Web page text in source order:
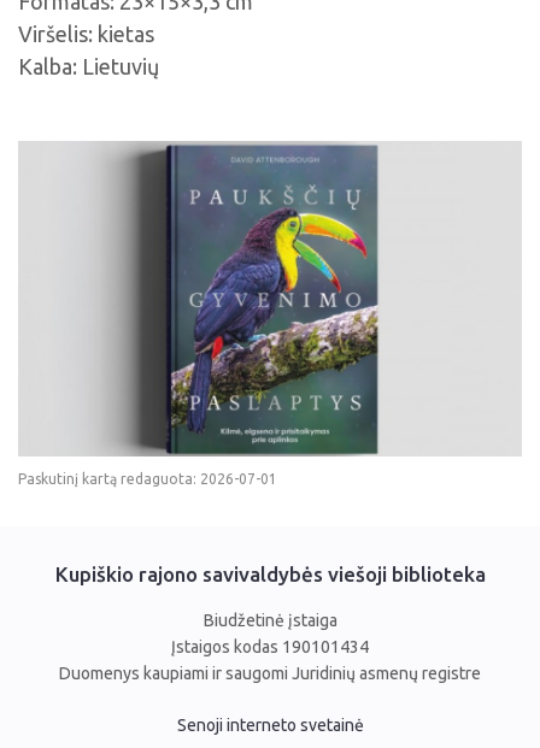
Viršelis: kietas
Kalba: Lietuvių
Paskutinį kartą redaguota: 2026-07-01
Kupiškio rajono savivaldybės viešoji biblioteka
Biudžetinė įstaiga
Įstaigos kodas 190101434
Duomenys kaupiami ir saugomi Juridinių asmenų registre
Senoji interneto svetainė